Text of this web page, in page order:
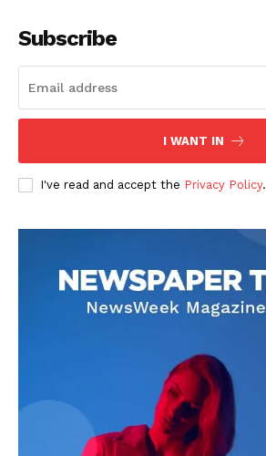
DOWNLOAD NOW
AIN NEWS 1
Contact Us
About Us
Subscribe
I WANT IN
I've read and accept the Privacy Policy.